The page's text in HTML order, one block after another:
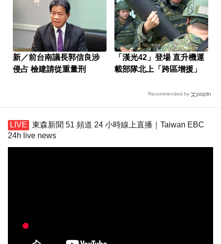
新／前台南議長郭信良涉
侵占 檢建請從重量刑
「漢光42」登場 直升機運
載部隊北上「跨區增援」
Recommended by
東森新聞 51 頻道 24 小時線上直播｜Taiwan EBC
24h live news